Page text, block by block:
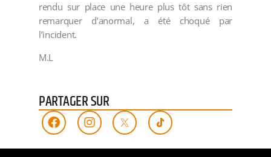
rendu sur place une heure plus tôt sans rien
remarquer d’anormal, a été choqué par
l’incident.
M.L
PARTAGER SUR